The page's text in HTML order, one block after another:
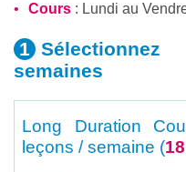
Cours : Lundi au
semaines
Long Duration
leçons / semaine (